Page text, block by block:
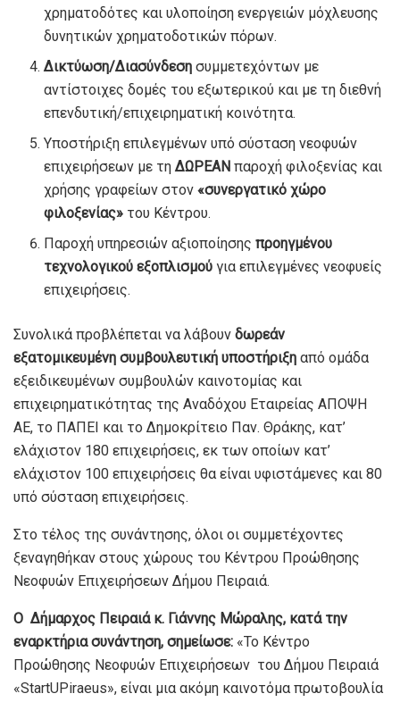
χρηματοδότες και υλοποίηση ενεργειών μόχλευσης
δυνητικών χρηματοδοτικών πόρων.
Δικτύωση/Διασύνδεση συμμετεχόντων με
αντίστοιχες δομές του εξωτερικού και με τη διεθνή
επενδυτική/επιχειρηματική κοινότητα.
Υποστήριξη επιλεγμένων υπό σύσταση νεοφυών
επιχειρήσεων με τηΔΩΡΕΑΝ παροχή φιλοξενίας και
χρήσης γραφείων στον«συνεργατικό χώρο
φιλοξενίας» του Κέντρου.
Παροχή υπηρεσιών αξιοποίησηςπροηγμένου
τεχνολογικού εξοπλισμού για επιλεγμένες νεοφυείς
επιχειρήσεις.
Συνολικά προβλέπεται να λάβουν δωρεάν
εξατομικευμένη συμβουλευτική υποστήριξη από ομάδα
εξειδικευμένων συμβουλών καινοτομίας και
επιχειρηματικότητας της Αναδόχου Εταιρείας ΑΠΟΨΗ
ΑΕ, το ΠΑΠΕΙ και το Δημοκρίτειο Παν. Θράκης, κατ’
ελάχιστον 180 επιχειρήσεις, εκ των οποίων κατ’
ελάχιστον 100 επιχειρήσεις θα είναι υφιστάμενες και 80
υπό σύσταση επιχειρήσεις.
Στο τέλος της συνάντησης, όλοι οι συμμετέχοντες
ξεναγηθήκαν στους χώρους του Κέντρου Προώθησης
Νεοφυών Επιχειρήσεων Δήμου Πειραιά.
Ο Δήμαρχος Πειραιά κ. Γιάννης Μώραλης, κατά την
εναρκτήρια συνάντηση, σημείωσε: «Το Κέντρο
Προώθησης Νεοφυών Επιχειρήσεων του Δήμου Πειραιά
«StartUPiraeus», είναι μια ακόμη καινοτόμα πρωτοβουλία